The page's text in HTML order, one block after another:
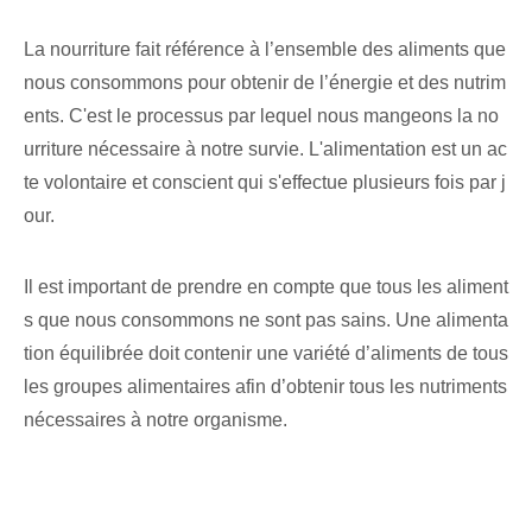
La nourriture fait référence à l’ensemble des aliments que
nous consommons pour obtenir de l’énergie et des nutrim
ents. C'est le processus par lequel nous mangeons la no
urriture nécessaire à notre survie. L'alimentation est un ac
te volontaire et conscient qui s'effectue plusieurs fois par j
our.
Il est important de prendre en compte que tous les aliment
s que nous consommons ne sont pas sains. Une alimenta
tion équilibrée doit contenir une variété d’aliments de tous
les groupes alimentaires afin d’obtenir tous les nutriments
nécessaires à notre organisme.